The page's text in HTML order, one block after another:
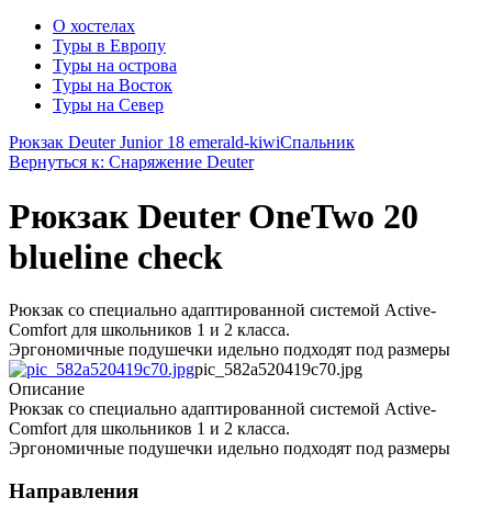
О хостелах
Туры в Европу
Туры на острова
Туры на Восток
Туры на Север
Рюкзак Deuter Junior 18 emerald-kiwiСпальник
Вернуться к: Снаряжение Deuter
Рюкзак Deuter OneTwo 20
blueline check
Рюкзак со специально адаптированной системой Active-
Comfort для школьников 1 и 2 класса.
Эргономичные подушечки идельно подходят под размеры
pic_582a520419c70.jpg
Описание
Рюкзак со специально адаптированной системой Active-
Comfort для школьников 1 и 2 класса.
Эргономичные подушечки идельно подходят под размеры
Направления